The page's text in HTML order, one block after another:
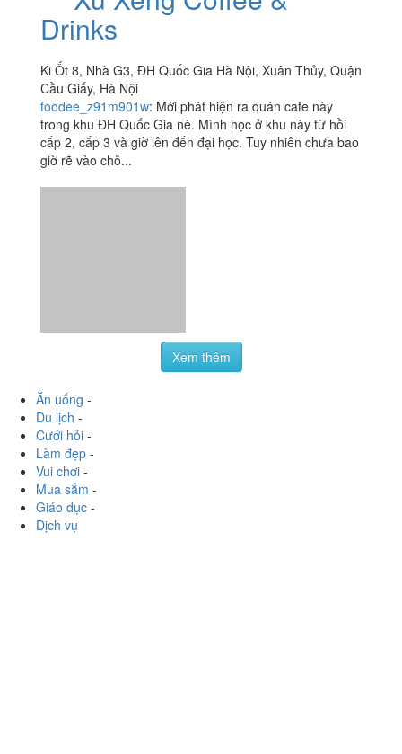
4.0 / 5 Xu Xèng Coffee &
Drinks
Ki Ốt 8, Nhà G3, ĐH Quốc Gia Hà Nội, Xuân Thủy, Quận
Cầu Giấy, Hà Nội
foodee_z91m901w:Mới phát hiện ra quán cafe này
trong khu ĐH Quốc Gia nè. Mình học ở khu này từ hồi
cấp 2, cấp 3 và giờ lên đến đại học. Tuy nhiên chưa bao
giờ rẽ vào chỗ...
Giáo dục -
Dịch vụ